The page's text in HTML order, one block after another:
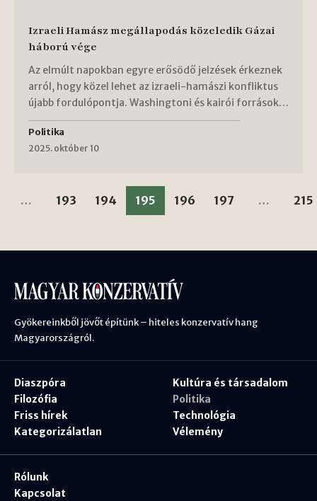
Izraeli Hamász megállapodás közeledik Gázai
háború vége
Az elmúlt napokban egyre erősödő jelzések érkeznek
arról, hogy közel lehet az izraeli-hamászi konfliktus
újabb fordulópontja. Washingtoni és kairói források…
Politika
2025. október 10
… 193 194 195 196 197 … 215
Gyökereinkből jövőt építünk – hiteles konzervatív hang
Magyarországról.
Diaszpóra
Filozófia
Friss hírek
Kategorizálatlan
Kultúra és társadalom
Politika
Technológia
Vélemény
Rólunk
Kapcsolat